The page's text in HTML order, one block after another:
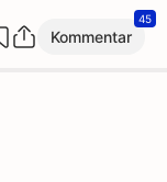
Kommentar
45